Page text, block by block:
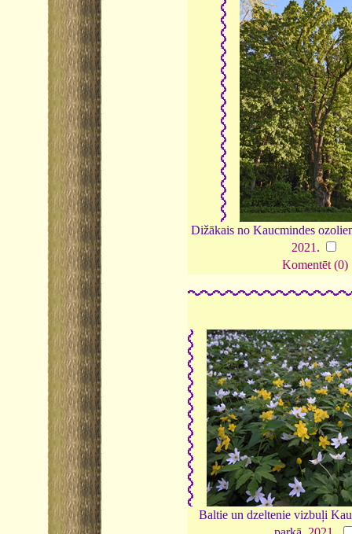
Dižākais no Kaucmindes
2021 .
Komentēt (0)
Baltie un dzeltenie vizbuļi